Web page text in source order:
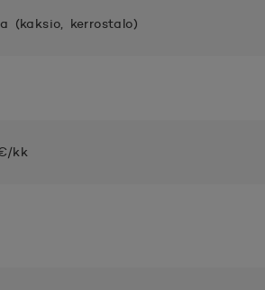
(kaksio, kerrostalo)
kk